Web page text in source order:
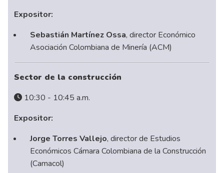
Expositor:
Sebastián Martínez Ossa, director Económico
Asociación Colombiana de Minería (ACM)
Sector de la construcción
10:30 - 10:45 a.m.
Expositor:
Jorge Torres Vallejo, director de Estudios
Económicos Cámara Colombiana de la Construcción
(Camacol)